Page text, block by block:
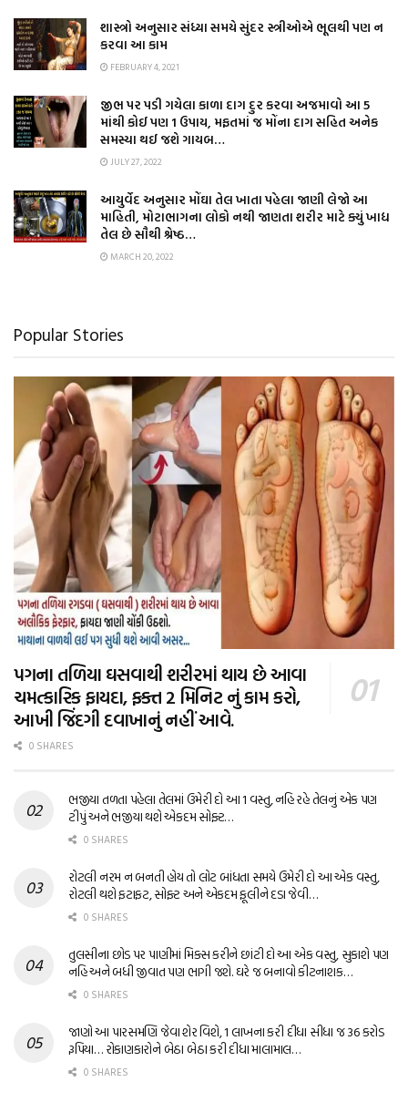
શાસ્ત્રો અનુસાર સંધ્યા સમયે સુંદર સ્ત્રીઓએ ભૂલથી પણ ન
કરવા આ કામ
FEBRUARY 4, 2021
જીભ પર પડી ગયેલા કાળા દાગ દુર કરવા અજમાવો આ 5
માંથી કોઈ પણ 1 ઉપાય, મફતમાં જ મોંના દાગ સહિત અનેક
સમસ્યા થઈ જશે ગાયબ…
JULY 27, 2022
આયુર્વેદ અનુસાર મોંઘા તેલ ખાતા પહેલા જાણી લેજો આ
માહિતી, મોટાભાગના લોકો નથી જાણતા શરીર માટે ક્યું ખાદ્ય
તેલ છે સૌથી શ્રેષ્ઠ…
MARCH 20, 2022
Popular Stories
પગના તળિયા ઘસવાથી શરીરમાં થાય છે આવા
ચમત્કારિક ફાયદા, ફક્ત 2 મિનિટ નું કામ કરો,
આખી જિંદગી દવાખાનું નહીં આવે.
0 SHARES
ભજીયા તળતા પહેલા તેલમાં ઉમેરી દો આ 1 વસ્તુ, નહિ રહે તેલનું એક પણ
ટીપું અને ભજીયા થશે એકદમ સોફ્ટ…
0 SHARES
રોટલી નરમ ન બનતી હોય તો લોટ બાંધતા સમયે ઉમેરી દો આ એક વસ્તુ,
રોટલી થશે ફટાફટ, સોફ્ટ અને એકદમ ફૂલીને દડા જેવી…
0 SHARES
તુલસીના છોડ પર પાણીમાં મિક્સ કરીને છાંટી દો આ એક વસ્તુ, સુકાશે પણ
નહિ અને બધી જીવાત પણ ભાગી જશે. ઘરે જ બનાવો કીટનાશક…
0 SHARES
જાણો આ પારસમણિ જેવા શેર વિશે, 1 લાખના કરી દીધા સીધા જ 36 કરોડ
રૂપિયા… રોકાણકારોને બેઠા બેઠા કરી દીધા માલામાલ…
0 SHARES